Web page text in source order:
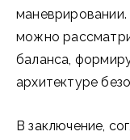
можно
баланса,
архитектуре
В заключение,